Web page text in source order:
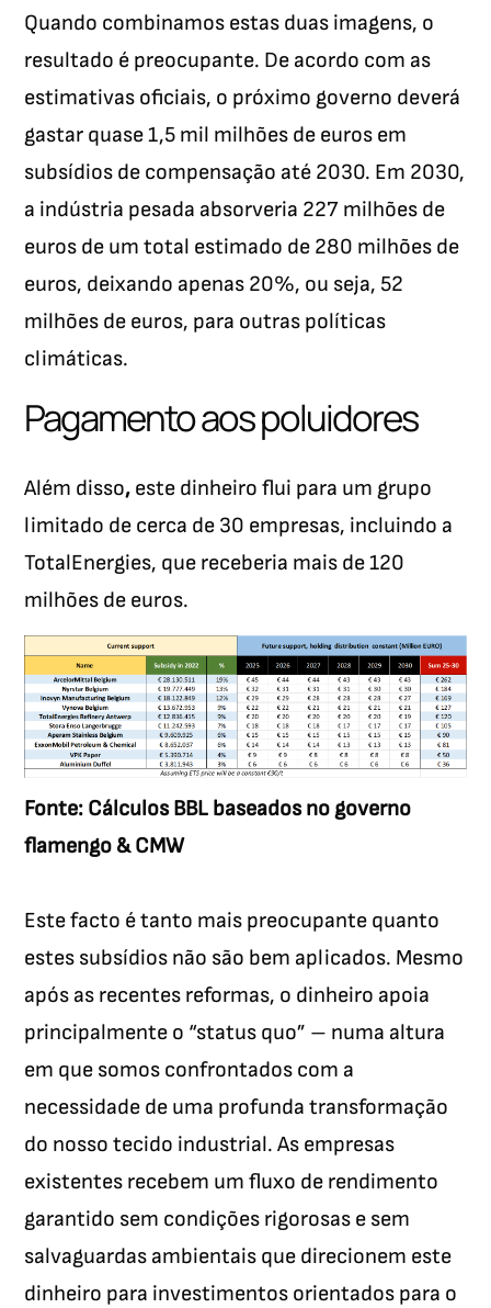
Quando combinamos estas duas imagens, o
resultado é preocupante. De acordo com as
estimativas oficiais, o próximo governo deverá
gastar quase 1,5 mil milhões de euros em
subsídios de compensação até 2030. Em 2030,
a indústria pesada absorveria 227 milhões de
euros de um total estimado de 280 milhões de
euros, deixando apenas 20%, ou seja, 52
milhões de euros, para outras políticas
climáticas.
Pagamento aos poluidores
Além disso, este dinheiro flui para um grupo
limitado de cerca de 30 empresas, incluindo a
TotalEnergies, que receberia mais de 120
milhões de euros.
Fonte: Cálculos BBL baseados no governo
flamengo & CMW
Este facto é tanto mais preocupante quanto
estes subsídios não são bem aplicados. Mesmo
após as recentes reformas, o dinheiro apoia
principalmente o “status quo” – numa altura
em que somos confrontados com a
necessidade de uma profunda transformação
do nosso tecido industrial. As empresas
existentes recebem um fluxo de rendimento
garantido sem condições rigorosas e sem
salvaguardas ambientais que direcionem este
dinheiro para investimentos orientados para o